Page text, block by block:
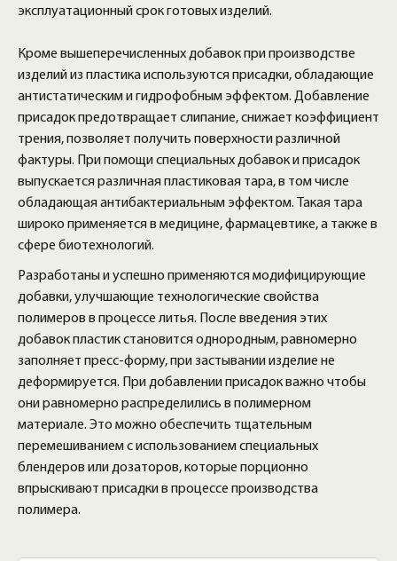
эксплуатационный срок готовых изделий.
Кроме вышеперечисленных добавок при производстве
изделий из пластика используются присадки, обладающие
антистатическим и гидрофобным эффектом. Добавление
присадок предотвращает слипание, снижает коэффициент
трения, позволяет получить поверхности различной
фактуры. При помощи специальных добавок и присадок
выпускается различная пластиковая тара, в том числе
обладающая антибактериальным эффектом. Такая тара
широко применяется в медицине, фармацевтике, а также в
сфере биотехнологий.
Разработаны и успешно применяются модифицирующие
добавки, улучшающие технологические свойства
полимеров в процессе литья. После введения этих
добавок пластик становится однородным, равномерно
заполняет пресс-форму, при застывании изделие не
деформируется. При добавлении присадок важно чтобы
они равномерно распределились в полимерном
материале. Это можно обеспечить тщательным
перемешиванием с использованием специальных
блендеров или дозаторов, которые порционно
впрыскивают присадки в процессе производства
полимера.